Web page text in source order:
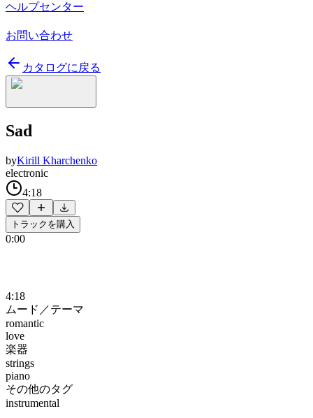
ヘルプセンター
お問い合わせ
カタログに戻る
Sad
byKirill Kharchenko
electronic
4:18
トラックを購入
0:00
4:18
ムード／テーマ
romantic
love
楽器
strings
piano
その他のタグ
instrumental